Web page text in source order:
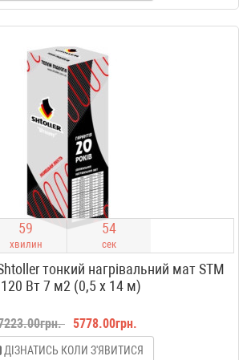
59
хвилин
53
сек
тонкий нагрівальний мат STM
Вт 7 м2 (0,5 х 14 м)
5778.00грн.
ДІЗНАТИСЬ КОЛИ З'ЯВИТИСЯ